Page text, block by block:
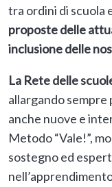
tra ordini di scuola
proposte delle
inclusione delle
La Rete delle
allargando sempre
anche nuove e
Metodo “Vale!”,
sostegno ed